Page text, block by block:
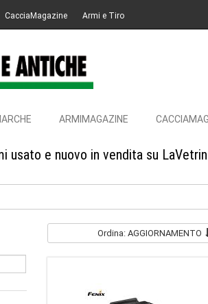
CacciaMagazine Armi e Tiro
ARMIMAGAZINE
usato e nuovo in vendita su
Ordina: AGGIORNAMENTO